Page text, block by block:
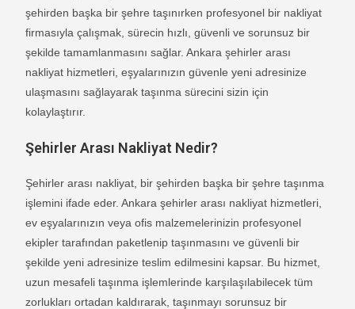
şehirden başka bir şehre taşınırken profesyonel bir nakliyat
firmasıyla çalışmak, sürecin hızlı, güvenli ve sorunsuz bir
şekilde tamamlanmasını sağlar. Ankara şehirler arası
nakliyat hizmetleri, eşyalarınızın güvenle yeni adresinize
ulaşmasını sağlayarak taşınma sürecini sizin için
kolaylaştırır.
Şehirler Arası Nakliyat Nedir?
Şehirler arası nakliyat, bir şehirden başka bir şehre taşınma
işlemini ifade eder. Ankara şehirler arası nakliyat hizmetleri,
ev eşyalarınızın veya ofis malzemelerinizin profesyonel
ekipler tarafından paketlenip taşınmasını ve güvenli bir
şekilde yeni adresinize teslim edilmesini kapsar. Bu hizmet,
uzun mesafeli taşınma işlemlerinde karşılaşılabilecek tüm
zorlukları ortadan kaldırarak, taşınmayı sorunsuz bir